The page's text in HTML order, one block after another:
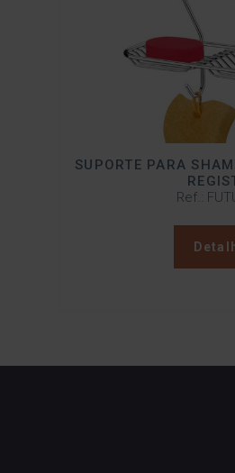
SUPORTE PARA
Ref.: